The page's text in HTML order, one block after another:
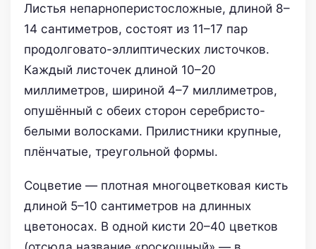
Листья непарноперистосложные, длиной 8–
14 сантиметров, состоят из 11–17 пар
продолговато-эллиптических листочков.
Каждый листочек длиной 10–20
миллиметров, шириной 4–7 миллиметров,
опушённый с обеих сторон серебристо-
белыми волосками. Прилистники крупные,
плёнчатые, треугольной формы.
Соцветие — плотная многоцветковая кисть
длиной 5–10 сантиметров на длинных
цветоносах. В одной кисти 20–40 цветков